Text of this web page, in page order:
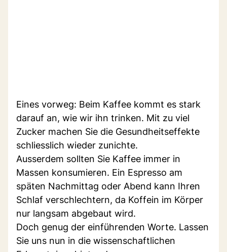
Eines vorweg: Beim Kaffee kommt es stark
darauf an, wie wir ihn trinken. Mit zu viel
Zucker machen Sie die Gesundheitseffekte
schliesslich wieder zunichte.
Ausserdem sollten Sie Kaffee immer in
Massen konsumieren. Ein Espresso am
späten Nachmittag oder Abend kann Ihren
Schlaf verschlechtern, da Koffein im Körper
nur langsam abgebaut wird.
Doch genug der einführenden Worte. Lassen
Sie uns nun in die wissenschaftlichen